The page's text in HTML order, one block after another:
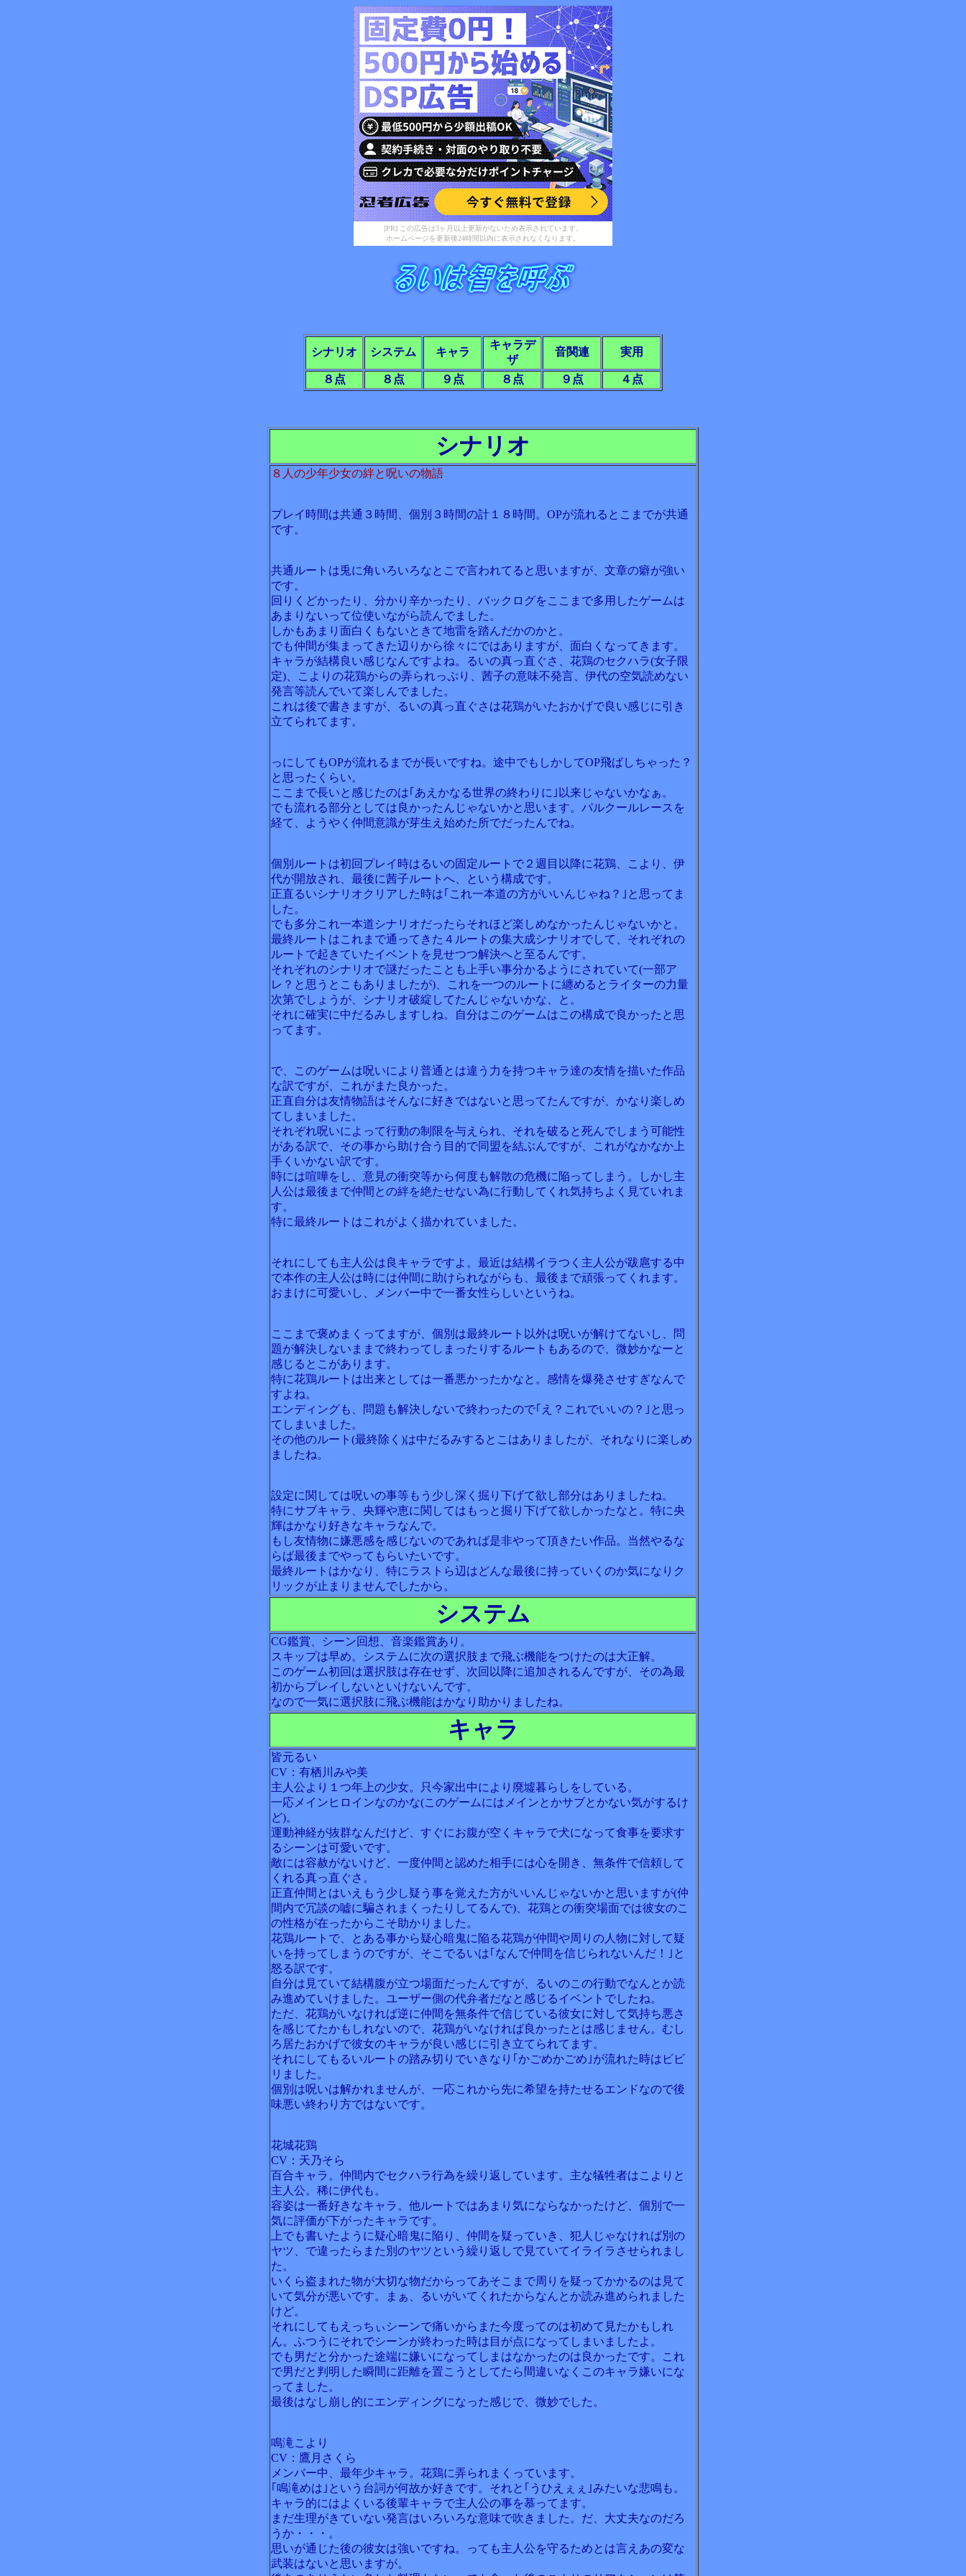
[PR] この広告は3ヶ月以上更新がないため表示されています。
ホームページを更新後24時間以内に表示されなくなります。
シナリオ システム キャラ
キャラデ
ザ
音関連 実用
８点 ８点 ９点 ８点 ９点 ４点
シナリオ
８人の少年少女の絆と呪いの物語
プレイ時間は共通３時間、個別３時間の計１８時間。OPが流れるとこまでが共通
です。
共通ルートは兎に角いろいろなとこで言われてると思いますが、文章の癖が強い
です。
回りくどかったり、分かり辛かったり、バックログをここまで多用したゲームは
あまりないって位使いながら読んでました。
しかもあまり面白くもないときて地雷を踏んだかのかと。
でも仲間が集まってきた辺りから徐々にではありますが、面白くなってきます。
キャラが結構良い感じなんですよね。るいの真っ直ぐさ、花鶏のセクハラ(女子限
定)、こよりの花鶏からの弄られっぷり、茜子の意味不発言、伊代の空気読めない
発言等読んでいて楽しんでました。
これは後で書きますが、るいの真っ直ぐさは花鶏がいたおかげで良い感じに引き
立てられてます。
っにしてもOPが流れるまでが長いですね。途中でもしかしてOP飛ばしちゃった？
と思ったくらい。
ここまで長いと感じたのは｢あえかなる世界の終わりに｣以来じゃないかなぁ。
でも流れる部分としては良かったんじゃないかと思います。パルクールレースを
経て、ようやく仲間意識が芽生え始めた所でだったんでね。
個別ルートは初回プレイ時はるいの固定ルートで２週目以降に花鶏、こより、伊
代が開放され、最後に茜子ルートへ、という構成です。
正直るいシナリオクリアした時は｢これ一本道の方がいいんじゃね？｣と思ってま
した。
でも多分これ一本道シナリオだったらそれほど楽しめなかったんじゃないかと。
最終ルートはこれまで通ってきた４ルートの集大成シナリオでして、それぞれの
ルートで起きていたイベントを見せつつ解決へと至るんです。
それぞれのシナリオで謎だったことも上手い事分かるようにされていて(一部ア
レ？と思うとこもありましたが)、これを一つのルートに纏めるとライターの力量
次第でしょうが、シナリオ破綻してたんじゃないかな、と。
それに確実に中だるみしますしね。自分はこのゲームはこの構成で良かったと思
ってます。
で、このゲームは呪いにより普通とは違う力を持つキャラ達の友情を描いた作品
な訳ですが、これがまた良かった。
正直自分は友情物語はそんなに好きではないと思ってたんですが、かなり楽しめ
てしまいました。
それぞれ呪いによって行動の制限を与えられ、それを破ると死んでしまう可能性
がある訳で、その事から助け合う目的で同盟を結ぶんですが、これがなかなか上
手くいかない訳です。
時には喧嘩をし、意見の衝突等から何度も解散の危機に陥ってしまう。しかし主
人公は最後まで仲間との絆を絶たせない為に行動してくれ気持ちよく見ていれま
す。
特に最終ルートはこれがよく描かれていました。
それにしても主人公は良キャラですよ。最近は結構イラつく主人公が跋扈する中
で本作の主人公は時には仲間に助けられながらも、最後まで頑張ってくれます。
おまけに可愛いし、メンバー中で一番女性らしいというね。
ここまで褒めまくってますが、個別は最終ルート以外は呪いが解けてないし、問
題が解決しないままで終わってしまったりするルートもあるので、微妙かなーと
感じるとこがあります。
特に花鶏ルートは出来としては一番悪かったかなと。感情を爆発させすぎなんで
すよね。
エンディングも、問題も解決しないで終わったので｢え？これでいいの？｣と思っ
てしまいました。
その他のルート(最終除く)は中だるみするとこはありましたが、それなりに楽しめ
ましたね。
設定に関しては呪いの事等もう少し深く掘り下げて欲し部分はありましたね。
特にサブキャラ、央輝や恵に関してはもっと掘り下げて欲しかったなと。特に央
輝はかなり好きなキャラなんで。
もし友情物に嫌悪感を感じないのであれば是非やって頂きたい作品。当然やるな
らば最後までやってもらいたいです。
最終ルートはかなり、特にラストら辺はどんな最後に持っていくのか気になりク
リックが止まりませんでしたから。
システム
CG鑑賞、シーン回想、音楽鑑賞あり。
スキップは早め。システムに次の選択肢まで飛ぶ機能をつけたのは大正解。
このゲーム初回は選択肢は存在せず、次回以降に追加されるんですが、その為最
初からプレイしないといけないんです。
なので一気に選択肢に飛ぶ機能はかなり助かりましたね。
キャラ
皆元るい
CV：有栖川みや美
主人公より１つ年上の少女。只今家出中により廃墟暮らしをしている。
一応メインヒロインなのかな(このゲームにはメインとかサブとかない気がするけ
ど)。
運動神経が抜群なんだけど、すぐにお腹が空くキャラで犬になって食事を要求す
るシーンは可愛いです。
敵には容赦がないけど、一度仲間と認めた相手には心を開き、無条件で信頼して
くれる真っ直ぐさ。
正直仲間とはいえもう少し疑う事を覚えた方がいいんじゃないかと思いますが(仲
間内で冗談の嘘に騙されまくったりしてるんで)、花鶏との衝突場面では彼女のこ
の性格が在ったからこそ助かりました。
花鶏ルートで、とある事から疑心暗鬼に陥る花鶏が仲間や周りの人物に対して疑
いを持ってしまうのですが、そこでるいは｢なんで仲間を信じられないんだ！｣と
怒る訳です。
自分は見ていて結構腹が立つ場面だったんですが、るいのこの行動でなんとか読
み進めていけました。ユーザー側の代弁者だなと感じるイベントでしたね。
ただ、花鶏がいなければ逆に仲間を無条件で信じている彼女に対して気持ち悪さ
を感じてたかもしれないので、花鶏がいなければ良かったとは感じません。むし
ろ居たおかげで彼女のキャラが良い感じに引き立てられてます。
それにしてもるいルートの踏み切りでいきなり｢かごめかごめ｣が流れた時はビビ
リました。
個別は呪いは解かれませんが、一応これから先に希望を持たせるエンドなので後
味悪い終わり方ではないです。
花城花鶏
CV：天乃そら
百合キャラ。仲間内でセクハラ行為を繰り返しています。主な犠牲者はこよりと
主人公。稀に伊代も。
容姿は一番好きなキャラ。他ルートではあまり気にならなかったけど、個別で一
気に評価が下がったキャラです。
上でも書いたように疑心暗鬼に陥り、仲間を疑っていき、犯人じゃなければ別の
ヤツ、で違ったらまた別のヤツという繰り返しで見ていてイライラさせられまし
た。
いくら盗まれた物が大切な物だからってあそこまで周りを疑ってかかるのは見て
いて気分が悪いです。まぁ、るいがいてくれたからなんとか読み進められました
けど。
それにしてもえっちぃシーンで痛いからまた今度ってのは初めて見たかもしれ
ん。ふつうにそれでシーンが終わった時は目が点になってしまいましたよ。
でも男だと分かった途端に嫌いになってしまはなかったのは良かったです。これ
で男だと判明した瞬間に距離を置こうとしてたら間違いなくこのキャラ嫌いにな
ってました。
最後はなし崩し的にエンディングになった感じで、微妙でした。
鳴滝こより
CV：鷹月さくら
メンバー中、最年少キャラ。花鶏に弄られまくっています。
｢鳴滝めは｣という台詞が何故か好きです。それと｢うひえぇぇ｣みたいな悲鳴も。
キャラ的にはよくいる後輩キャラで主人公の事を慕ってます。
まだ生理がきていない発言はいろいろな意味で吹きました。だ、大丈夫なのだろ
うか・・・。
思いが通じた後の彼女は強いですね。っても主人公を守るためとは言えあの変な
武装はないと思いますが。